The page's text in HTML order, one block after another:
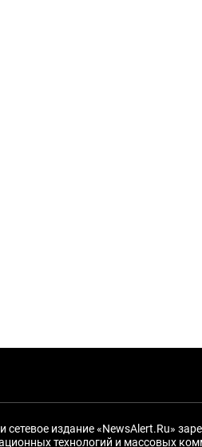
издание «NewsAlert.Ru»
технологий и массовых